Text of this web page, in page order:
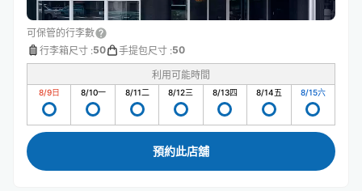
可保管的行李數
行李箱尺寸 :50 手提包尺寸 :50
利用可能時間
8/9日 8/10一 8/11二 8/12三 8/13四 8/14五 8/15六
預約此店舖